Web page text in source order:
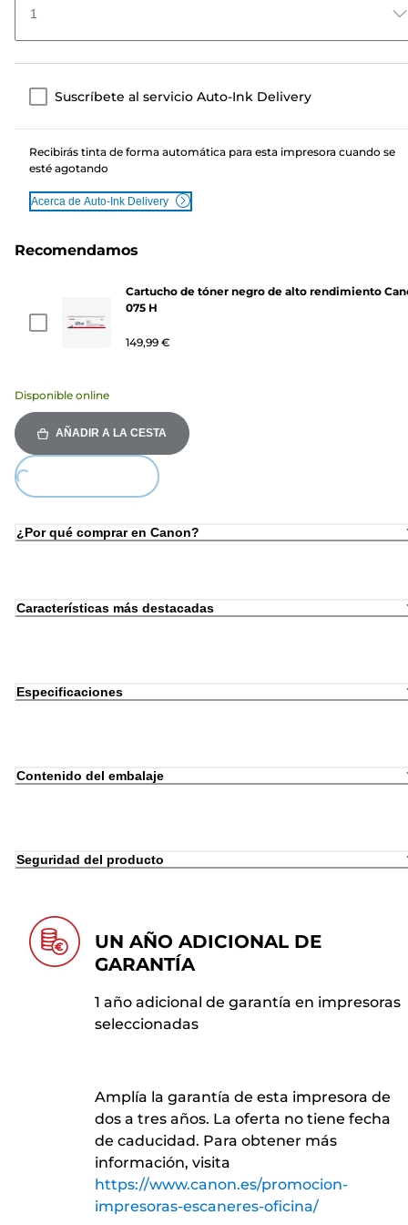
1
Suscríbete al servicio Auto-Ink Delivery
Recibirás tinta de forma automática para esta impresora cuando se
esté agotando
Acerca de Auto-Ink Delivery
Recomendamos
Cartucho de tóner negro de alto rendimiento
075 H
149,99 €
Disponible online
AÑADIR A LA CESTA
¿Por qué comprar en Canon?
Características más destacadas
Especificaciones
Contenido del embalaje
Seguridad del producto
UN AÑO ADICIONAL DE
GARANTÍA
1 año adicional de garantía en impresoras
seleccionadas
Amplía la garantía de esta impresora de
dos a tres años. La oferta no tiene fecha
de caducidad. Para obtener más
información, visita
https://www.canon.es/promocion-
impresoras-escaneres-oficina/